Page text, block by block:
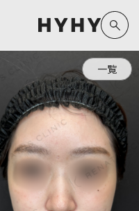
運営元情報
よくあるご質問
お問い合わせ
プライバシーポリシー
医療脱毛
探す
一覧